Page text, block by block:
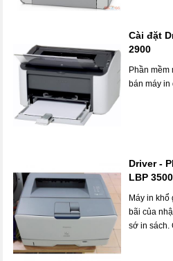
Cài đặt
2900
Phần mềm
bán máy in
Driver -
LBP 3500
Máy in khổ
bãi của
sớ in sách.